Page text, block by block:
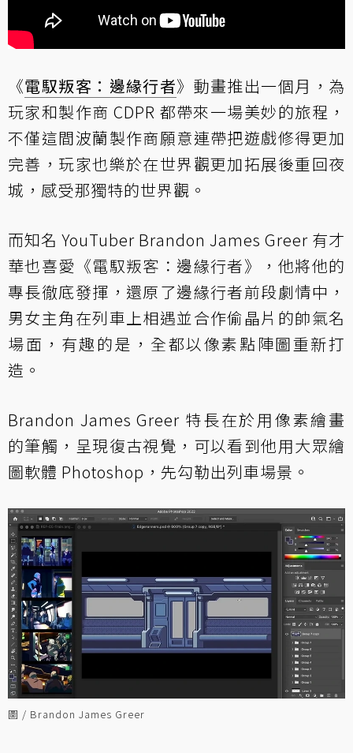
《電馭叛客：邊緣行者》動畫推出一個月，為
玩家和製作商 CDPR 都帶來一場美妙的旅程，
不僅這間波蘭製作商願意連帶把遊戲修得更加
完善，玩家也樂於在世界觀更加拓展後重回夜
城，感受那獨特的世界觀。
而知名 YouTuber Brandon James Greer 有才
華也喜愛《電馭叛客：邊緣行者》，他將他的
專長徹底發揮，還原了邊緣行者前段劇情中，
男女主角在列車上相遇並合作偷晶片的帥氣名
場面，有趣的是，全都以像素點陣圖重新打
造。
Brandon James Greer 特長在於用像素繪畫
的筆觸，呈現復古視覺，可以看到他用大眾繪
圖軟體 Photoshop，先勾勒出列車場景。
圖 / Brandon James Greer